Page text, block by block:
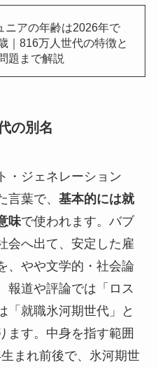
ニアの年齢は2026年で
｜816万人世代の特徴と
題まで解説
の別名
・ジェネレーション
言葉で、 基本的には就
味で使われます。バブ
会へ出て、安定した雇
、やや文学的・社会論
報道や評論では「ロス
「就職氷河期世代」と
ます。中身を指す範囲
まれ前後で、氷河期世